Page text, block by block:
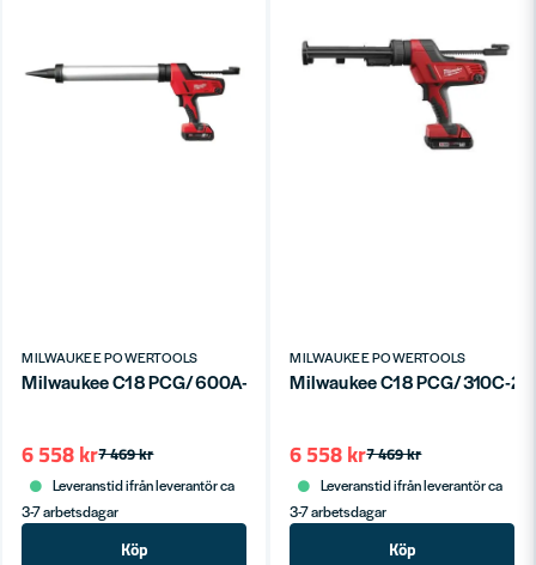
MILWAUKEE POWERTOOLS
Milwaukee C18 PCG/600A-201B Fogpistol 18V (1x2,0ah)
7 469 kr
6 558 kr
Leveranstid ifrån leverantör ca
3-7 arbetsdagar
Köp
MILWAUKEE POWERTOOLS
Milwaukee C18 PCG/310C-
7 469 kr
6 558 kr
Leveranstid ifrån leverantör ca
3-7 arbetsdagar
Köp